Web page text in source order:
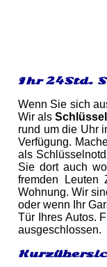
Ihr 24Std.
Wenn Sie sich
Wir als
rund um die Uhr
Verfügung.
als
Sie dort auch
fremden Leuten
Wohnung. Wir
oder wenn Ihr
Tür Ihres Autos.
ausgeschlossen.